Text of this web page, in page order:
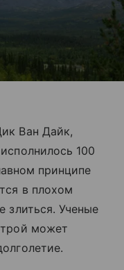
Ван Дайк,
100
принципе
в плохом
злиться. Ученые
может